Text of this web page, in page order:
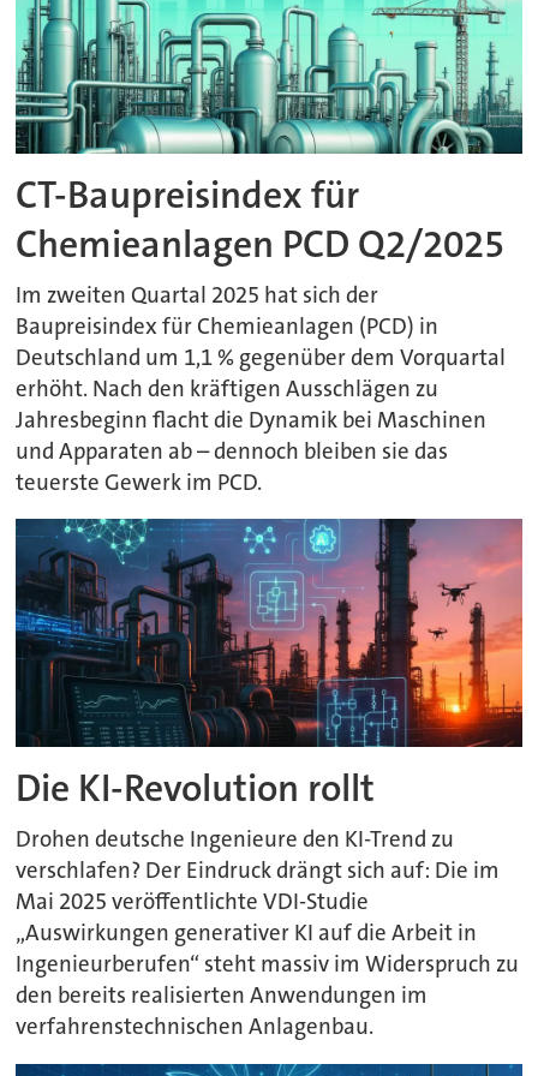
CT-Baupreisindex für
Chemieanlagen PCD Q2/2025
Im zweiten Quartal 2025 hat sich der
Baupreisindex für Chemieanlagen (PCD) in
Deutschland um 1,1 % gegenüber dem Vorquartal
erhöht. Nach den kräftigen Ausschlägen zu
Jahresbeginn flacht die Dynamik bei Maschinen
und Apparaten ab – dennoch bleiben sie das
teuerste Gewerk im PCD.
Die KI-Revolution rollt
Drohen deutsche Ingenieure den KI-Trend zu
verschlafen? Der Eindruck drängt sich auf: Die im
Mai 2025 veröffentlichte VDI-Studie
„Auswirkungen generativer KI auf die Arbeit in
Ingenieurberufen“ steht massiv im Widerspruch zu
den bereits realisierten Anwendungen im
verfahrenstechnischen Anlagenbau.